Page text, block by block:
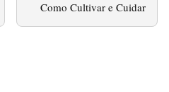
Como Cultivar e Cuidar